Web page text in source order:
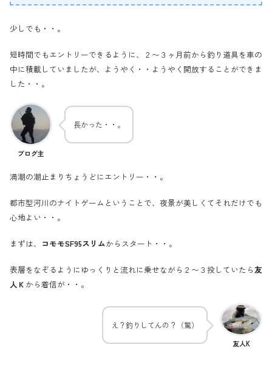
少しでも・・。
短時間でもエントリーできるように、２〜３ヶ月前から釣り道具を車の
中に積載していましたが、ようやく・・ようやく開放することができま
した・・。
ブログ主
長かった・・。
満潮の潮止まりちょうどにエントリー・・。
都市型河川のナイトゲームということで、夜景が美しくてそれだけでも
心地よい・・。
まずは、 コモモSF95スリムからスタート・・。
表層をなぞるようにゆっくりと流れに乗せながら２〜３投していたら友
人Ｋ から着信が・・。
友人K
え？釣りしてんの？（驚）